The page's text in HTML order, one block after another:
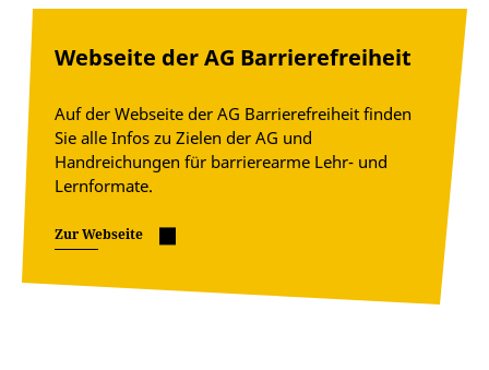
Webseite der AG Barrierefreiheit
Auf der Webseite der AG Barrierefreiheit finden
Sie alle Infos zu Zielen der AG und
Handreichungen für barrierearme Lehr- und
Lernformate.
Zur Webseite